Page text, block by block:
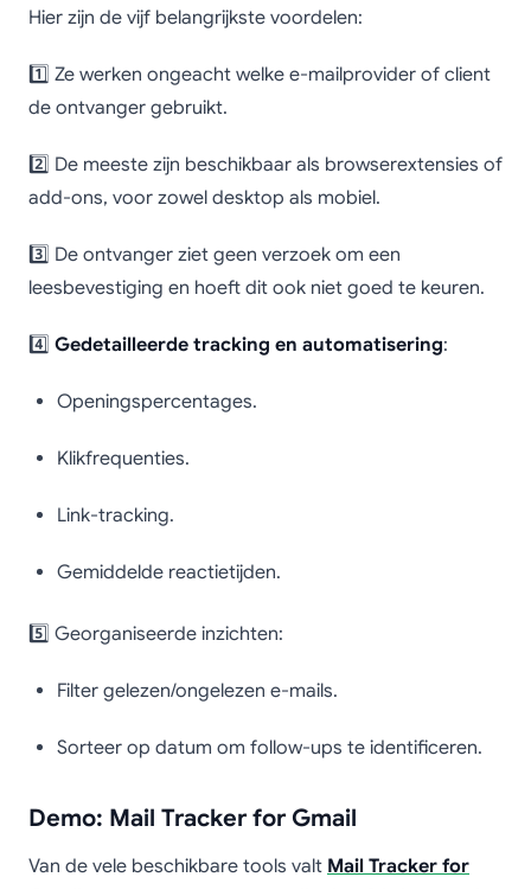
Hier zijn de vijf belangrijkste voordelen:
1️⃣ Ze werken ongeacht welke e-mailprovider of client
de ontvanger gebruikt.
2️⃣ De meeste zijn beschikbaar als browserextensies of
add-ons, voor zowel desktop als mobiel.
3️⃣ De ontvanger ziet geen verzoek om een
leesbevestiging en hoeft dit ook niet goed te keuren.
4️⃣ Gedetailleerde tracking en automatisering:
Openingspercentages.
Klikfrequenties.
Link-tracking.
Gemiddelde reactietijden.
5️⃣ Georganiseerde inzichten:
Filter gelezen/ongelezen e-mails.
Sorteer op datum om follow-ups te identificeren.
Demo: Mail Tracker for Gmail
Van de vele beschikbare tools valt Mail Tracker for